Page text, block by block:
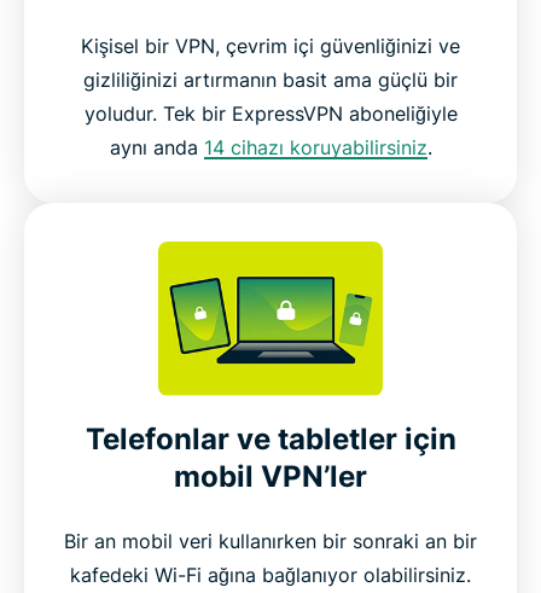
Kişisel bir VPN, çevrim içi güvenliğinizi ve
gizliliğinizi artırmanın basit ama güçlü bir
yoludur. Tek bir ExpressVPN aboneliğiyle
aynı anda 14 cihazı koruyabilirsiniz.
Telefonlar ve tabletler için
mobil VPN’ler
Bir an mobil veri kullanırken bir sonraki an bir
kafedeki Wi-Fi ağına bağlanıyor olabilirsiniz.